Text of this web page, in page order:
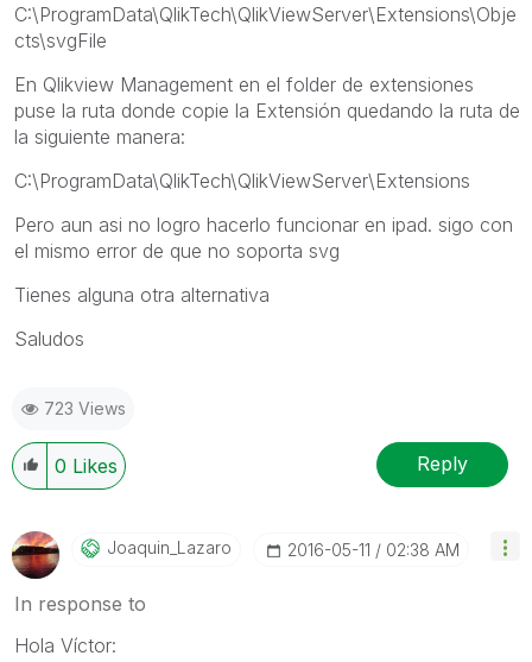
C:\ProgramData\QlikTech\QlikViewServer\Extensions\Obje
cts\svgFile
En Qlikview Management en el folder de extensiones
puse la ruta donde copie la Extensión quedando la ruta de
la siguiente manera:
C:\ProgramData\QlikTech\QlikViewServer\Extensions
Pero aun asi no logro hacerlo funcionar en ipad. sigo con
el mismo error de que no soporta svg
Tienes alguna otra alternativa
Saludos
723 Views
0 Likes Reply
Joaquin_Lazaro ‎2016-05-11 02:38 AM
In response to
Hola Víctor: